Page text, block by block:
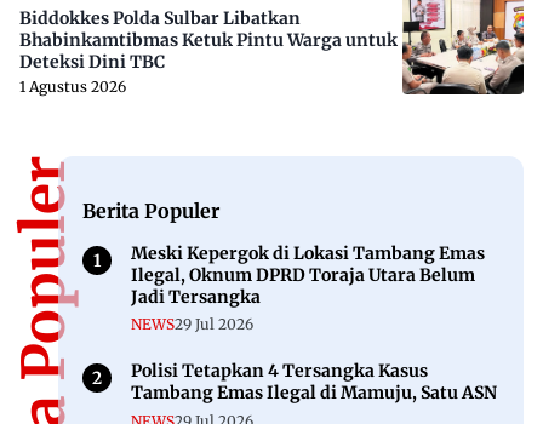
Biddokkes Polda Sulbar Libatkan
Bhabinkamtibmas Ketuk Pintu Warga untuk
Deteksi Dini TBC
1 Agustus 2026
Berita Populer
Meski Kepergok di Lokasi Tambang Emas
Ilegal, Oknum DPRD Toraja Utara Belum
Jadi Tersangka
NEWS29 Jul 2026
Polisi Tetapkan 4 Tersangka Kasus
Tambang Emas Ilegal di Mamuju, Satu ASN